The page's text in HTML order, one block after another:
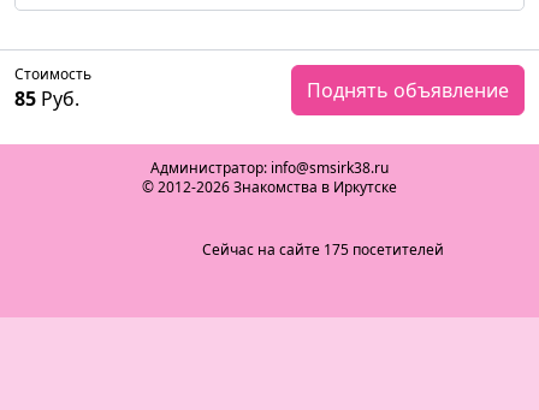
Стоимость
85 Руб. Поднять объявление
Администратор: info@smsirk38.ru
© 2012-2026 Знакомства в Иркутске
Сейчас на сайте 175 посетителей